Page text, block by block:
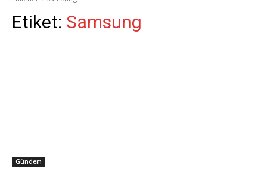
Etiket: Samsung
Gündem